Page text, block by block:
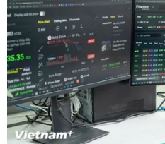
trước khi thuế quan mới
hiệu lực
09/08/2026 02:03
Khoa học công nghệ sẽ
động lực mới của quan hệ
Australia